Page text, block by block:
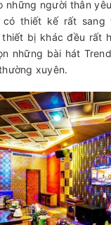
những người thân
có thiết kế rất sang
bị khác đều rất
những bài hát
xuyên.